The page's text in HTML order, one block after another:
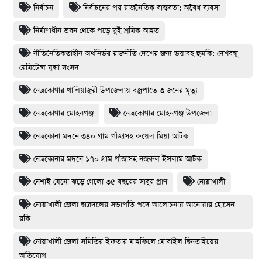
নির্বাচন নির্বাচনের পর রাজনৈতিক বাস্তবতা: অবৈধ ব্যবসা
নির্মাণাধীন ভবন থেকে পড়ে দুই শ্রমিক আহত
নীতিনৈতিকতাহীন অর্থনির্ভর রাজনীতি দেশের জন্য ভয়াবহ হুমকি: দেশবন্ধু
রেমিটেন্স যুদ্ধা সংসদ
নেত্রকোণার খালিয়াজুরী উপজেলায় বজ্রপাতে ৩ জনের মৃত্যু
নেত্রকোণার মোহনগঞ্জ নেত্রকোণার মোহনগঞ্জ উপজেলা
নেত্রকোনা মদনে ৩৪০ গ্রাম গাঁজাসহ রুয়েল মিয়া আটক
নেত্রকোনার মদনে ১৭০ গ্রাম গাঁজাসহ নজরুল ইসলাম আটক
নেশাই যেনো ঝড়ে গেলো ৩৫ বছরের সাবুর প্রাণ নোয়াখালী
নোয়াখালী জেলা ছাত্রদলের সভাপতি পদে আলোচনায় আনোয়ার হোসেন
রকি
নোয়াখালী জেলা সমিতির ইফতার মাহফিলে মোবাইল ছিনতাইয়ের
অভিযোগ